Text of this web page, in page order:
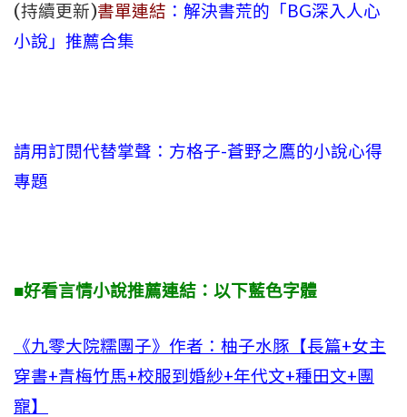
(持續更新)書單連結 ：解決書荒的「BG深入人心
小說」推薦合集
請用訂閱代替掌聲 ：方格子-蒼野之鷹的小說心得
專題
■好看言情小說推薦連結：以下藍色字體
《九零大院糯團子》作者：柚子水豚【長篇+女主
穿書+青梅竹馬+校服到婚紗+年代文+種田文+團
寵】